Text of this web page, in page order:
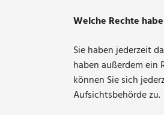
Welche Rechte
Sie haben jederzeit
haben außerdem ein
können Sie sich
Aufsichtsbehörde zu.